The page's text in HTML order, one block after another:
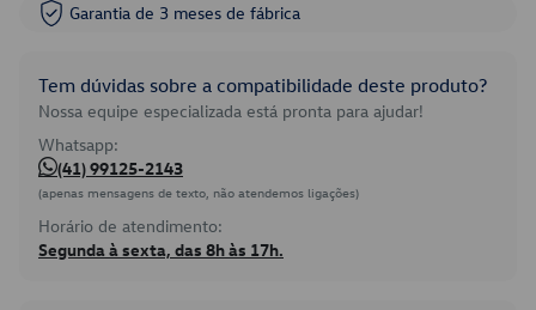
Garantia de 3 meses de fábrica
Tem dúvidas sobre a compatibilidade deste produto?
Nossa equipe especializada está pronta para ajudar!
Whatsapp:
(41) 99125-2143
(apenas mensagens de texto, não atendemos ligações)
Horário de atendimento:
Segunda à sexta, das 8h às 17h.